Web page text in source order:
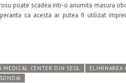
poate scadea intr-o anumita masura
ca acesta ar putea fi utilizat
MEDICAL CENTER DIN SEUL ELIMINAREA
SONDAJ